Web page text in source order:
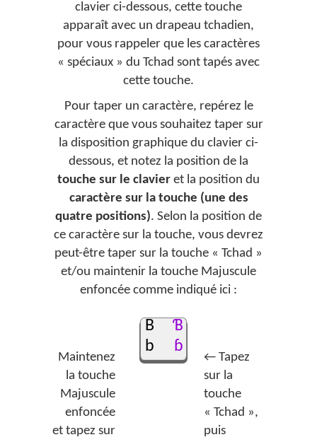
clavier ci-dessous, cette touche
apparaît avec un drapeau tchadien,
pour vous rappeler que les caractères
« spéciaux » du Tchad sont tapés avec
cette touche.
Pour taper un caractère, repérez le
caractère que vous souhaitez taper sur
la disposition graphique du clavier ci-
dessous, et notez la position de la
touche sur le clavier et la position du
caractère sur la touche (une des
quatre positions). Selon la position de
ce caractère sur la touche, vous devrez
peut-être taper sur la touche « Tchad »
et/ou maintenir la touche Majuscule
enfoncée comme indiqué ici :
Maintenez
la touche
Majuscule
enfoncée
et tapez sur
Ɓ
ɓ
B
b
← Tapez
sur la
touche
« Tchad »,
puis